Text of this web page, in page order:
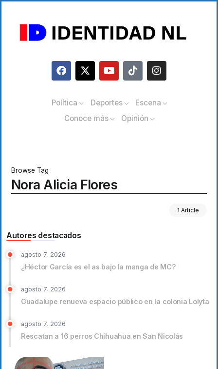
Política Deportes
Escena
Conoce más
Opinión
Browse Tag
Nora Alicia Flores
1 Article
Autores destacados
agosto 7, 2026
¿Héctor García es el as bajo la manga de MC?
agosto 7, 2026
Guadalupe renueva espacio público en la colonia Lolyta
agosto 7, 2026
Rescatan a 16 perros Chihuahua en San Nicolás